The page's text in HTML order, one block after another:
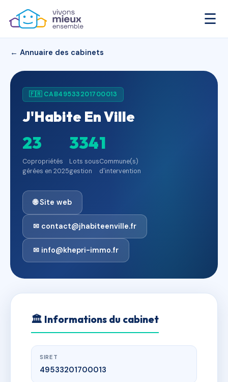
☰
← Annuaire des cabinets
🇫🇷 CAB49533201700013
J'Habite En Ville
23
Copropriétés
gérées en 2025
334
Lots sous
gestion
1
Commune(s)
d'intervention
🌐 Site web
✉ contact@jhabiteenville.fr
✉ info@khepri-immo.fr
🏛 Informations du cabinet
SIRET
49533201700013